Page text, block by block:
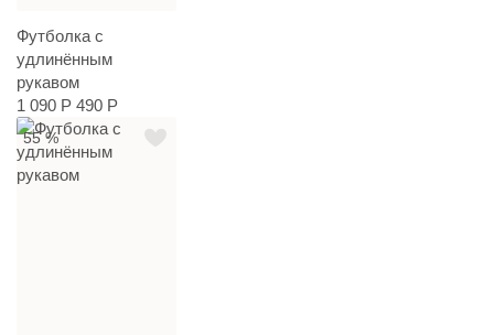
Футболка с
удлинённым
рукавом
1 090 Р 490 Р
55 %